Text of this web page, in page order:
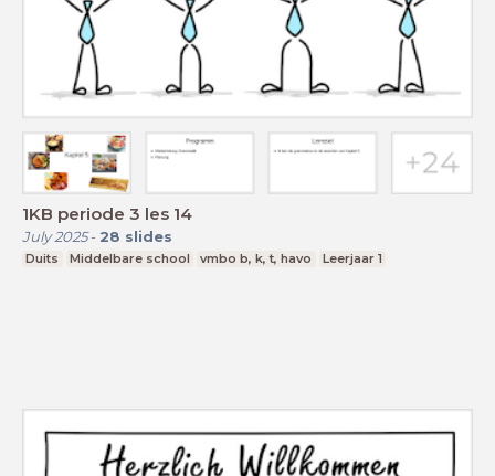
1KB periode 3 les 14
July 2025- 28 slides
Duits Middelbare school vmbo b, k, t, havo Leerjaar 1